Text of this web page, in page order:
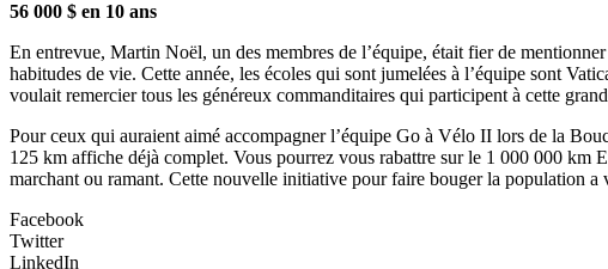
56 000 $ en 10 ans
En entrevue, Martin Noël, un des membres de l’équipe, était fier de
habitudes de vie. Cette année, les écoles qui sont jumelées à l’équipe sont
voulait remercier tous les généreux commanditaires qui participent à cette
Pour ceux qui auraient aimé accompagner l’équipe Go à Vélo II lors de la
125 km affiche déjà complet. Vous pourrez vous rabattre sur le 1 000 000 km
marchant ou ramant. Cette nouvelle initiative pour faire bouger la population
Facebook
Twitter
LinkedIn